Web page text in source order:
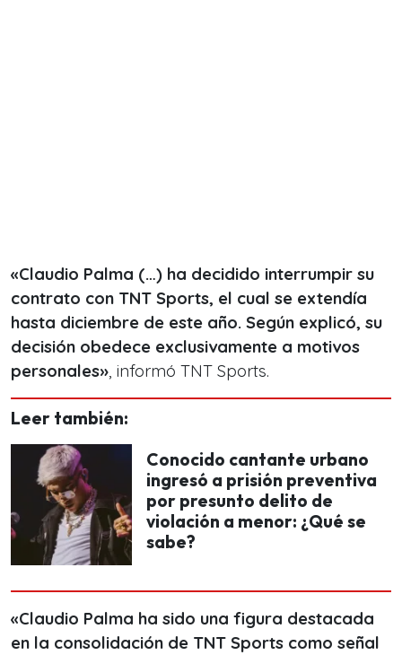
«Claudio Palma (…) ha decidido interrumpir su
contrato con TNT Sports, el cual se extendía
hasta diciembre de este año. Según explicó, su
decisión obedece exclusivamente a motivos
personales», informó TNT Sports.
Leer también:
Conocido cantante urbano
ingresó a prisión preventiva
por presunto delito de
violación a menor: ¿Qué se
sabe?
«Claudio Palma ha sido una figura destacada
en la consolidación de TNT Sports como señal